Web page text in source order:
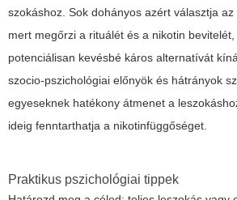
szokáshoz. Sok dohányos azért választja az
mert megőrzi a rituálét és a nikotin
potenciálisan kevésbé káros alternatívát
szocio-pszichológiai előnyök és hátrányok
egyeseknek hatékony átmenet a
ideig fenntarthatja a nikotinfüggőséget.
Praktikus pszichológiai tippek